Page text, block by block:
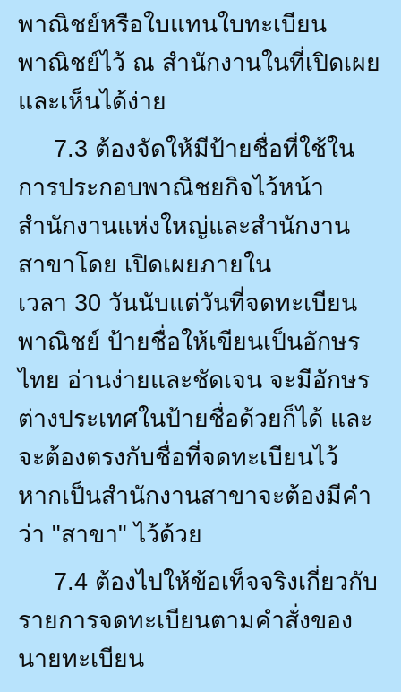
พาณิชย์หรือใบแทนใบทะเบียน
พาณิชย์ไว้ ณ สำนักงานในที่เปิดเผย
และเห็นได้ง่าย
7.3 ต้องจัดให้มีป้ายชื่อที่ใช้ใน
การประกอบพาณิชยกิจไว้หน้า
สำนักงานแห่งใหญ่และสำนักงาน
สาขาโดย เปิดเผยภายใน
เวลา 30 วันนับแต่วันที่จดทะเบียน
พาณิชย์ ป้ายชื่อให้เขียนเป็นอักษร
ไทย อ่านง่ายและชัดเจน จะมีอักษร
ต่างประเทศในป้ายชื่อด้วยก็ได้ และ
จะต้องตรงกับชื่อที่จดทะเบียนไว้
หากเป็นสำนักงานสาขาจะต้องมีคำ
ว่า "สาขา" ไว้ด้วย
7.4 ต้องไปให้ข้อเท็จจริงเกี่ยวกับ
รายการจดทะเบียนตามคำสั่งของ
นายทะเบียน